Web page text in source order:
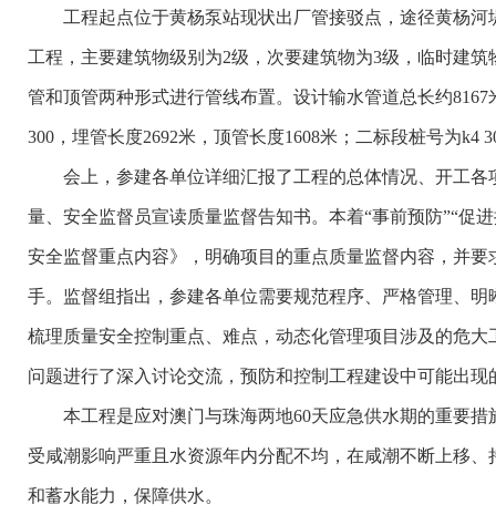
工程起点位于黄杨泵站现状出厂管接驳点，途径黄杨河
工程，主要建筑物级别为2级，次要建筑物为3级，临时建
管和顶管两种形式进行管线布置。设计输水管道总长约
300，埋管长度2692米，顶管长度1608米；二标段桩号为k4
会上，参建各单位详细汇报了工程的总体情况、开工各
量、安全监督员宣读质量监督告知书。本着“事前预防”“促
安全监督重点内容》，明确项目的重点质量监督内容，并
手。监督组指出，参建各单位需要规范程序、严格管理、
梳理质量安全控制重点、难点，动态化管理项目涉及的危
问题进行了深入讨论交流，预防和控制工程建设中可能出
本工程是应对澳门与珠海两地60天应急供水期的重要措
受咸潮影响严重且水资源年内分配不均，在咸潮不断上移
和蓄水能力，保障供水。